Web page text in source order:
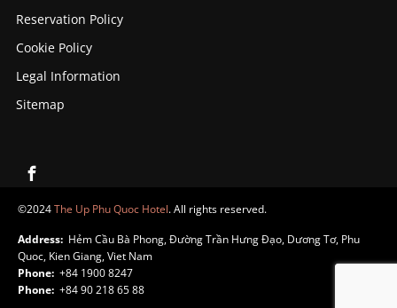
Reservation Policy
Cookie Policy
Legal Information
Sitemap
©2024The Up Phu Quoc Hotel. All rights reserved.
Address: Hẻm Cầu Bà Phong, Đường Trần Hưng Đạo, Dương Tơ, Phu
Quoc, Kien Giang, Viet Nam
Phone: +84 1900 8247
Phone: +84 90 218 65 88